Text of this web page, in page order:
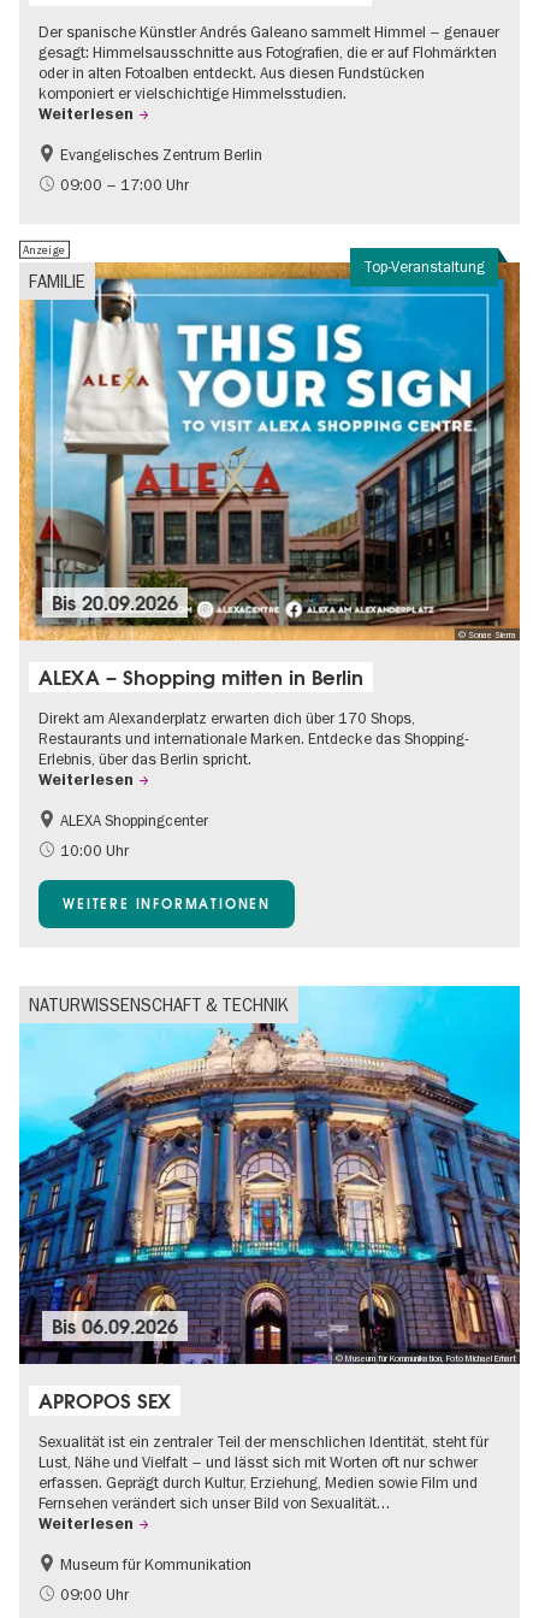
Der spanische Künstler Andrés Galeano sammelt Himmel – genauer
gesagt: Himmelsausschnitte aus Fotografien, die er auf Flohmärkten
oder in alten Fotoalben entdeckt. Aus diesen Fundstücken
komponiert er vielschichtige Himmelsstudien.
Weiterlesen
Gratis
Evangelisches Zentrum Berlin
09:00 – 17:00 Uhr
Top-Veranstaltung
FAMILIE
Anzeige
© Sonae Sierra
Bis20.09.2026
ALEXA – Shopping mitten in Berlin
Direkt am Alexanderplatz erwarten dich über 170 Shops,
Restaurants und internationale Marken. Entdecke das Shopping-
Erlebnis, über das Berlin spricht.
Weiterlesen
Barrierefrei
Food
Kinder
Shopping
ALEXA Shoppingcenter
10:00 Uhr
WEITERE INFORMATIONEN
NATURWISSENSCHAFT & TECHNIK
© Museum für Kommunikation, Foto Michael Erhart
Bis06.09.2026
APROPOS SEX
Sexualität ist ein zentraler Teil der menschlichen Identität, steht für
Lust, Nähe und Vielfalt – und lässt sich mit Worten oft nur schwer
erfassen. Geprägt durch Kultur, Erziehung, Medien sowie Film und
Fernsehen verändert sich unser Bild von Sexualität…
Weiterlesen
Politik & Gesellschaft
Teenager
Museum für Kommunikation
09:00 Uhr